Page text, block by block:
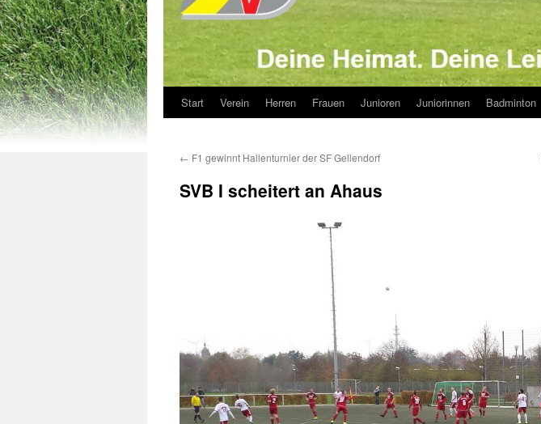
Start Verein Herren Frauen Junioren Juniorinnen Badminton
← F1 gewinnt Hallenturnier der SF Gellendorf
SVB I scheitert an Ahaus